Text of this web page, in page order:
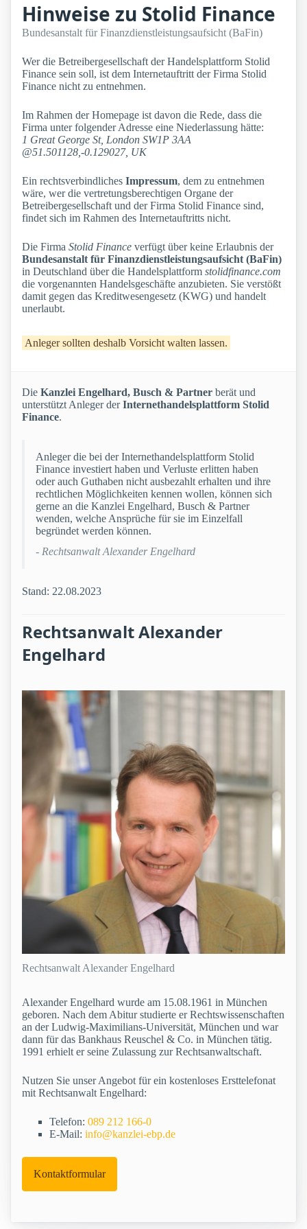
Hinweise zu Stolid Finance
Bundesanstalt für Finanzdienstleistungsaufsicht (BaFin)
Wer die Betreibergesellschaft der Handelsplattform Stolid
Finance sein soll, ist dem Internetauftritt der Firma Stolid
Finance nicht zu entnehmen.
Im Rahmen der Homepage ist davon die Rede, dass die
Firma unter folgender Adresse eine Niederlassung hätte:
1 Great George St, London SW1P 3AA
@51.501128,-0.129027, UK
Ein rechtsverbindliches Impressum, dem zu entnehmen
wäre, wer die vertretungsberechtigen Organe der
Betreibergesellschaft und der Firma Stolid Finance sind,
findet sich im Rahmen des Internetauftritts nicht.
Die Firma Stolid Finance verfügt über keine Erlaubnis der
Bundesanstalt für Finanzdienstleistungsaufsicht (BaFin)
in Deutschland über die Handelsplattform stolidfinance.com
die vorgenannten Handelsgeschäfte anzubieten. Sie verstößt
damit gegen das Kreditwesengesetz (KWG) und handelt
unerlaubt.
Anleger sollten deshalb Vorsicht walten lassen.
Die Kanzlei Engelhard, Busch & Partner berät und
unterstützt Anleger derInternethandelsplattform Stolid
Finance.
Anleger die bei der Internethandelsplattform Stolid
Finance investiert haben und Verluste erlitten haben
oder auch Guthaben nicht ausbezahlt erhalten und ihre
rechtlichen Möglichkeiten kennen wollen, können sich
gerne an die Kanzlei Engelhard, Busch & Partner
wenden, welche Ansprüche für sie im Einzelfall
begründet werden können.
- Rechtsanwalt Alexander Engelhard
Stand: 22.08.2023
Rechtsanwalt Alexander
Engelhard
Rechtsanwalt Alexander Engelhard
Alexander Engelhard wurde am 15.08.1961 in München
geboren. Nach dem Abitur studierte er Rechtswissenschaften
an der Ludwig-Maximilians-Universität, München und war
dann für das Bankhaus Reuschel & Co. in München tätig.
1991 erhielt er seine Zulassung zur Rechtsanwaltschaft.
Nutzen Sie unser Angebot für ein kostenloses Ersttelefonat
mit Rechtsanwalt Engelhard:
Telefon: 089 212 166-0
E-Mail: info@kanzlei-ebp.de
Kontaktformular